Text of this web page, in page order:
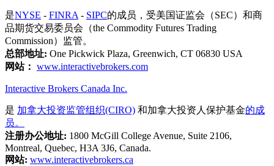
是NYSE - FINRA- SIPC的成员，受美国证监会（SEC）和商
品期货交易委员会（the Commodity Futures Trading
Commission）监管。
总部地址: One Pickwick Plaza, Greenwich, CT 06830 USA
网站： www.interactivebrokers.com
Interactive Brokers Canada Inc.
是 加拿大投资监管组织(CIRO) 和加拿大投资人保护基金的成
员。
注册办公地址: 1800 McGill College Avenue, Suite 2106,
Montreal, Quebec, H3A 3J6, Canada.
网站: www.interactivebrokers.ca